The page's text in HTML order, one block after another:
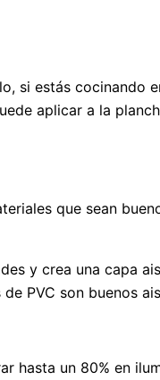
si estás cocinando
aplicar a la
que sean
y crea una capa
PVC son buenos
hasta un 80% en